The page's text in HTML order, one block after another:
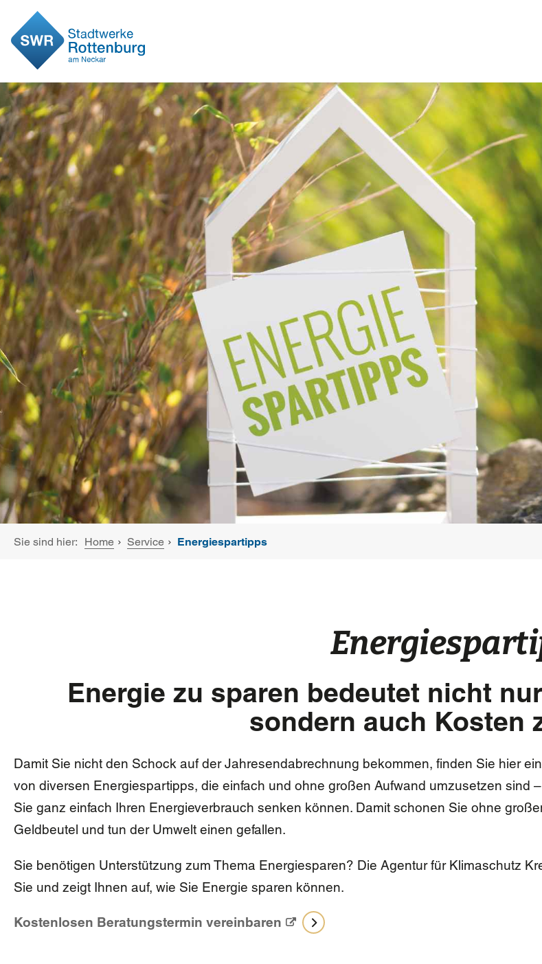
Sie sind hier: Home Service Energiespartipps
Energie zu sparen bedeutet nicht
sondern auch Kosten
Damit Sie nicht den Schock auf der Jahresendabrechnung bekommen, finden Sie hier
von diversen Energiespartipps, die einfach und ohne großen Aufwand umzusetzen sind
Sie ganz einfach Ihren Energieverbrauch senken können. Damit schonen Sie ohne
Geldbeutel und tun der Umwelt einen gefallen.
Sie benötigen Unterstützung zum Thema Energiesparen? Die Agentur für Klimaschutz
Sie und zeigt Ihnen auf, wie Sie Energie sparen können.
Kostenlosen Beratungstermin vereinbaren